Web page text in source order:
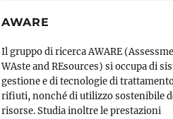
AWARE
Il gruppo di ricerca AWARE
WAste and REsources) si occupa di
gestione e di tecnologie di
rifiuti, nonché di utilizzo sostenibile
risorse. Studia inoltre le prestazioni